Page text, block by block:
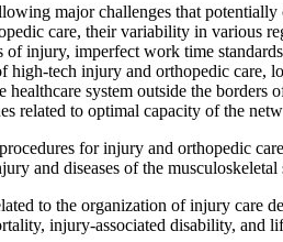
major challenges that
care, their variability in various
injury, imperfect work time
high-tech injury and orthopedic
system outside the borders
related to optimal capacity of the
for injury and orthopedic
and diseases of the
to the organization of injury care
injury-associated disability, and